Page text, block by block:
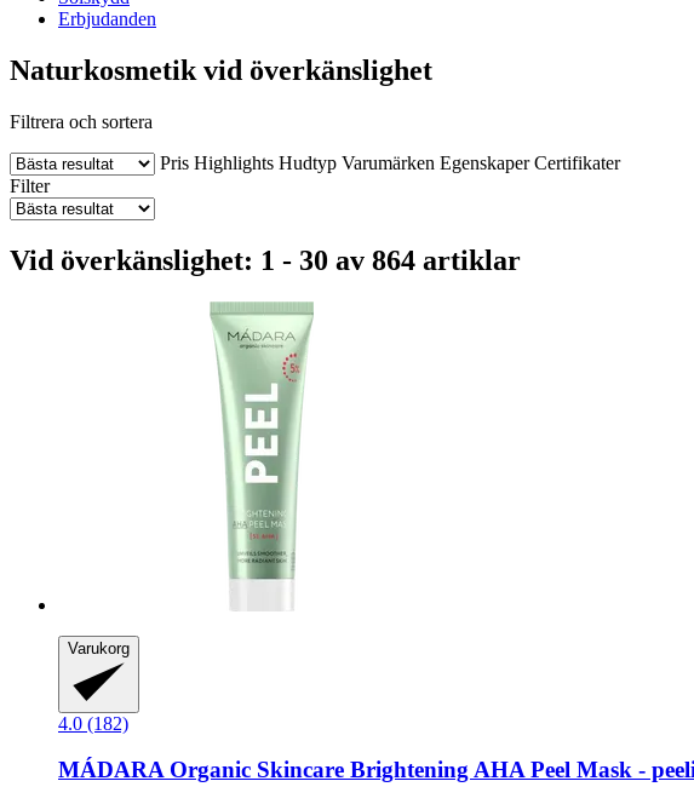
Erbjudanden
Naturkosmetik vid överkänslighet
Filtrera och sortera
Pris Highlights Hudtyp Varumärken Egenskaper Certifikater
Filter
Vid överkänslighet: 1 - 30 av 864 artiklar
Varukorg
4.0 (182)
MÁDARA Organic Skincare Brightening AHA Peel Mask -​